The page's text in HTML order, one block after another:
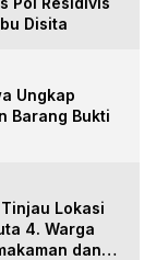
Disita
Ungkap
Barang Bukti
Lokasi
4. Warga
dan